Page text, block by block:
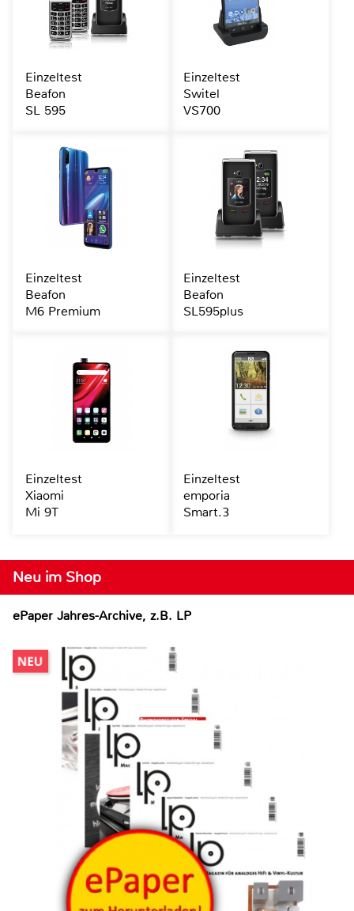
Neu im Shop
ePaper Jahres-Archive, z.B. LP
Einzeltest
Beafon
SL 595
Einzeltest
Switel
VS700
Einzeltest
Beafon
M6 Premium
Einzeltest
Beafon
SL595plus
Einzeltest
Xiaomi
Mi 9T
Einzeltest
emporia
Smart.3